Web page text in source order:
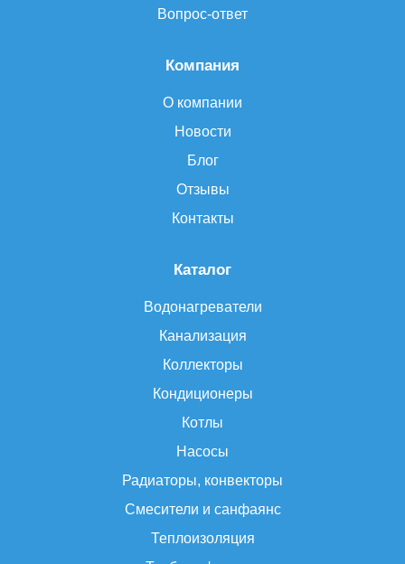
Каталог
Водонагреватели
Канализация
Коллекторы
Кондиционеры
Котлы
Насосы
Радиаторы, конвекторы
Смесители и санфаянс
Теплоизоляция
Компания
О компании
Новости
Блог
Отзывы
Контакты
Вопрос-ответ